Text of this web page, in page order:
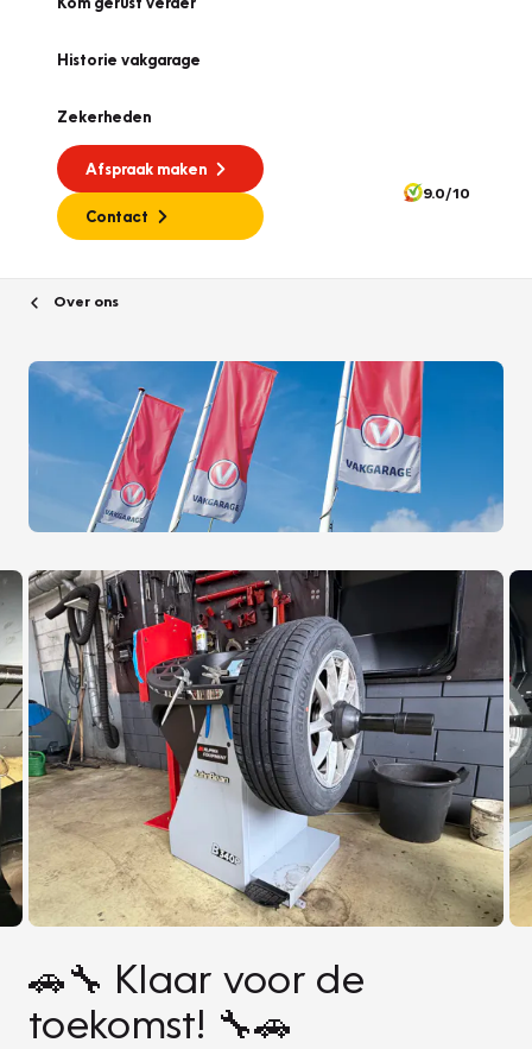
Historie vakgarage
Zekerheden
Afspraak maken
Contact
9.0/10
Over ons
🚗🔧 Klaar voor de
toekomst! 🔧🚗